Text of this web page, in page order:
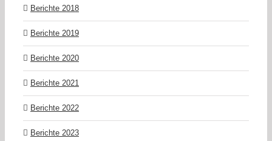
Berichte 2018
Berichte 2019
Berichte 2020
Berichte 2021
Berichte 2022
Berichte 2023